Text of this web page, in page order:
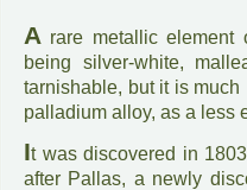
A rare metallic element
being silver-white,
tarnishable, but it is
palladium alloy, as a less
It was discovered in
after Pallas, a newly